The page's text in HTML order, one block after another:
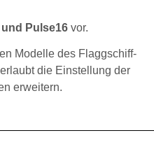
und Pulse16 vor.
Modelle des Flaggschiff-
die Einstellung der
erweitern.